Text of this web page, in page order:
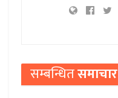
सम्बन्धितसमाचार